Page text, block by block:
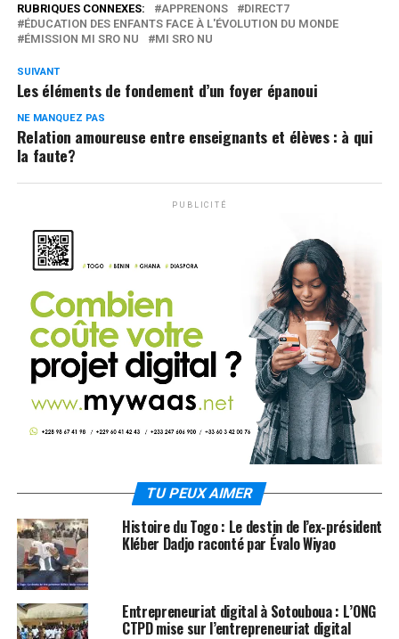
RUBRIQUES CONNEXES: APPRENONS
DIRECT7
ÉDUCATION DES ENFANTS FACE À L'ÉVOLUTION DU MONDE
ÉMISSION MI SRO NU
MI SRO NU
SUIVANT
Les éléments de fondement d’un foyer épanoui
NE MANQUEZ PAS
Relation amoureuse entre enseignants et élèves : à qui
la faute?
PUBLICITÉ
TU PEUX AIMER
Histoire du Togo : Le destin de l’ex-président
Kléber Dadjo raconté par Évalo Wiyao
Entrepreneuriat digital à Sotouboua : L’ONG
CTPD mise sur l’entrepreneuriat digital